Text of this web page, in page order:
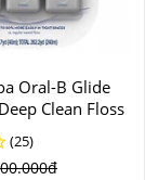
Oral-B Glide
Clean Floss
(25)
đ